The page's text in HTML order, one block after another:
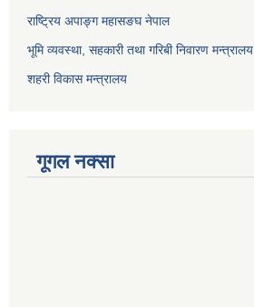
राष्ट्रिय अपाङ्ग महासङघ नेपाल
भूमि व्यवस्था, सहकारी तथा गरिबी निवारण मन्त्रालय
शहरी विकास मन्त्रालय
गूगल नक्सा